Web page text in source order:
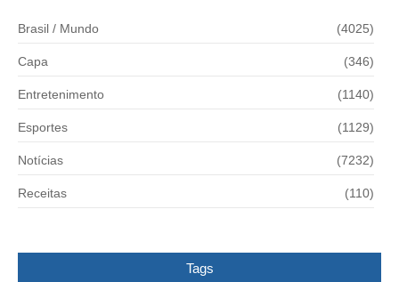
Brasil / Mundo (4025)
Capa (346)
Entretenimento (1140)
Esportes (1129)
Notícias (7232)
Receitas (110)
Tags